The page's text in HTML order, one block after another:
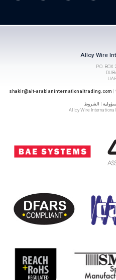
Alloy Wire
P.O. BOX
UAE
shakir@ait-arabianinternationaltrading.com
| الشروط